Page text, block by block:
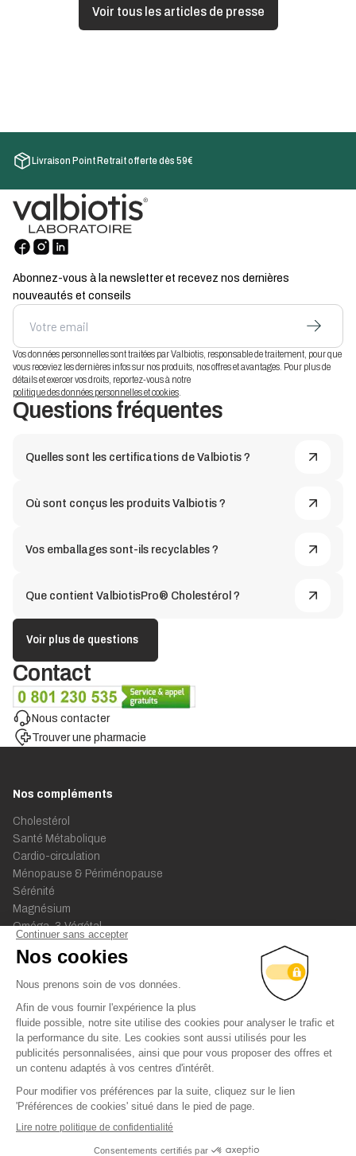
Voir tous les articles de presse
Livraison Point Retrait offerte dès 59€
Abonnez-vous à la newsletter et recevez nos dernières
nouveautés et conseils
Vos données personnelles sont traitées par Valbiotis, responsable de traitement, pour que
vous receviez les dernières infos sur nos produits, nos offres et avantages. Pour plus de
détails et exercer vos droits, reportez-vous à notre
politique des données personnelles et cookies.
Questions fréquentes
Quelles sont les certifications de Valbiotis ?
Où sont conçus les produits Valbiotis ?
Vos emballages sont-ils recyclables ?
Que contient ValbiotisPro® Cholestérol ?
Voir plus de questions
Contact
Nous contacter
Trouver une pharmacie
Nos compléments
Cholestérol
Santé Métabolique
Cardio-circulation
Ménopause & Périménopause
Sérénité
Magnésium
Oméga-3 Végétal
Sommeil
Multi-vitamines
Collagène Marin Beauté
Tous nos compléments
Nos conseils
Quels sont les bienfaits d'un apport de collagène marin pour le
confort articulaire ?
Quels sont les bienfaits beauté du collagène marin ? (peau,
cheveux, ongles)
Collagène : comment bien le choisir ?
Tous nos articles